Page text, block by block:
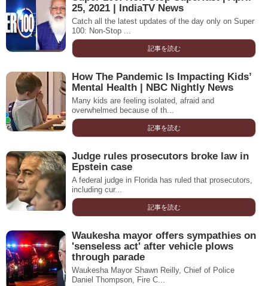
25, 2021 | IndiaTV News
Catch all the latest updates of the day only on Super
100: Non-Stop ...
記事を読む
How The Pandemic Is Impacting Kids’
Mental Health | NBC Nightly News
Many kids are feeling isolated, afraid and
overwhelmed because of th...
記事を読む
Judge rules prosecutors broke law in
Epstein case
A federal judge in Florida has ruled that prosecutors,
including cur...
記事を読む
Waukesha mayor offers sympathies on
'senseless act' after vehicle plows
through parade
Waukesha Mayor Shawn Reilly, Chief of Police
Daniel Thompson, Fire C...